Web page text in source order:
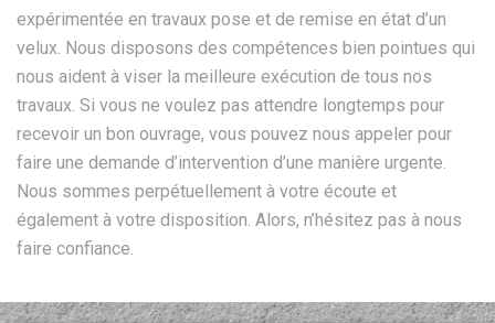
expérimentée en travaux pose et de remise en état d’un
velux. Nous disposons des compétences bien pointues qui
nous aident à viser la meilleure exécution de tous nos
travaux. Si vous ne voulez pas attendre longtemps pour
recevoir un bon ouvrage, vous pouvez nous appeler pour
faire une demande d’intervention d’une manière urgente.
Nous sommes perpétuellement à votre écoute et
également à votre disposition. Alors, n’hésitez pas à nous
faire confiance.